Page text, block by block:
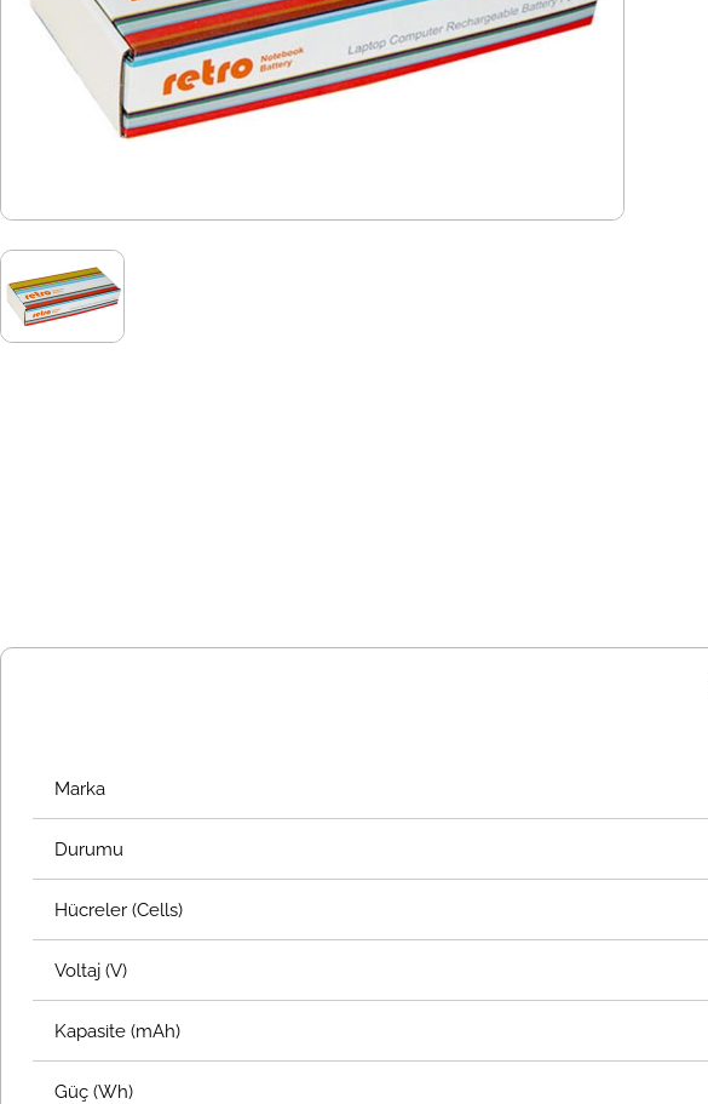
Marka
Durumu
Hücreler (Cells)
Voltaj (V)
Kapasite (mAh)
Güç (Wh)